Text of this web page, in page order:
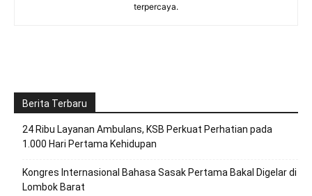
terpercaya.
Berita Terbaru
24 Ribu Layanan Ambulans, KSB Perkuat Perhatian pada
1.000 Hari Pertama Kehidupan
Kongres Internasional Bahasa Sasak Pertama Bakal Digelar di
Lombok Barat